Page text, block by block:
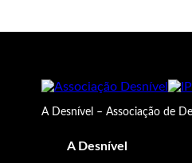
A Desnível – Associação de
A Desnível